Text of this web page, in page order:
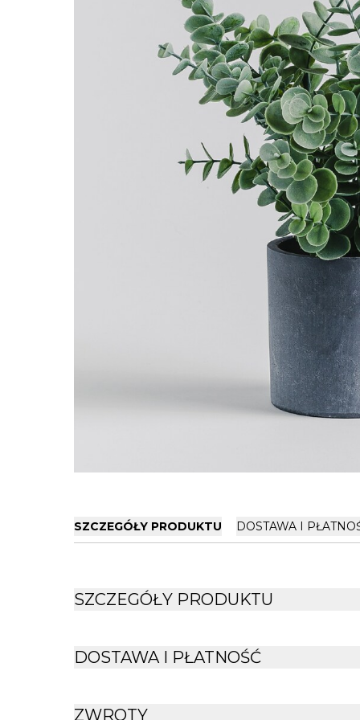
SZCZEGÓŁY PRODUKTU DOSTAWA I
SZCZEGÓŁY PRODUKTU
DOSTAWA I PŁATNOŚĆ
ZWROTY